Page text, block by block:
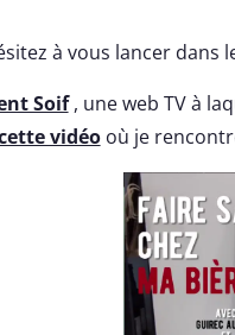
à vous lancer dans
Soif, une web TV à
vidéooù je